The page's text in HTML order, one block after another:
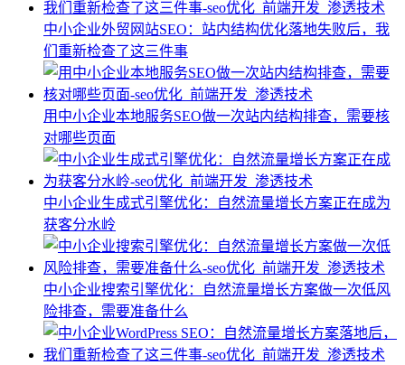
中小企业外贸网站SEO：站内结构优化落地失败后，我
们重新检查了这三件事
用中小企业本地服务SEO做一次站内结构排查，需要核
对哪些页面
中小企业生成式引擎优化：自然流量增长方案正在成为
获客分水岭
中小企业搜索引擎优化：自然流量增长方案做一次低风
险排查，需要准备什么